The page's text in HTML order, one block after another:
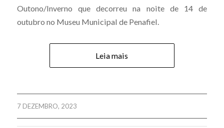
Outono/Inverno que decorreu na noite de 14 de
outubro no Museu Municipal de Penafiel.
Leia mais
7 DEZEMBRO, 2023